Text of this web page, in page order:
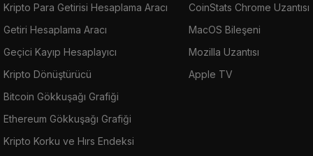
Kripto Para Getirisi Hesaplama Aracı
Getiri Hesaplama Aracı
Geçici Kayıp Hesaplayıcı
Kripto Dönüştürücü
Bitcoin Gökkuşağı Grafiği
Ethereum Gökkuşağı Grafiği
Kripto Korku ve Hırs Endeksi
CoinStats Chrome Uzantısı
MacOS Bileşeni
Mozilla Uzantısı
Apple TV